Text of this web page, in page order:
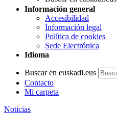
Información general
Accesibilidad
Información legal
Política de cookies
Sede Electrónica
Idioma
Buscar en euskadi.eus
Contacto
Mi carpeta
Noticias